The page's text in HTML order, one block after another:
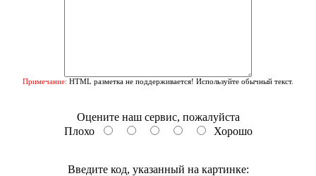
Примечание: HTML разметка не поддерживается! Используйте обычный текст.
Оцените наш сервис, пожалуйста
Плохо
Хорошо
Введите код, указанный на картинке: